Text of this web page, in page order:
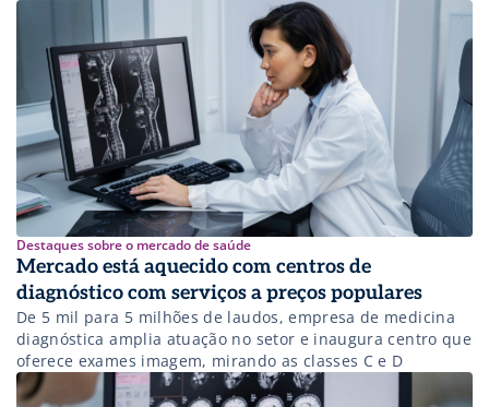
Destaques sobre o mercado de saúde
Mercado está aquecido com centros de
diagnóstico com serviços a preços populares
De 5 mil para 5 milhões de laudos, empresa de medicina
diagnóstica amplia atuação no setor e inaugura centro que
oferece exames imagem, mirando as classes C e D